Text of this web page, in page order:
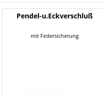
Pendel-u.Eckverschluß
mit Federsicherung